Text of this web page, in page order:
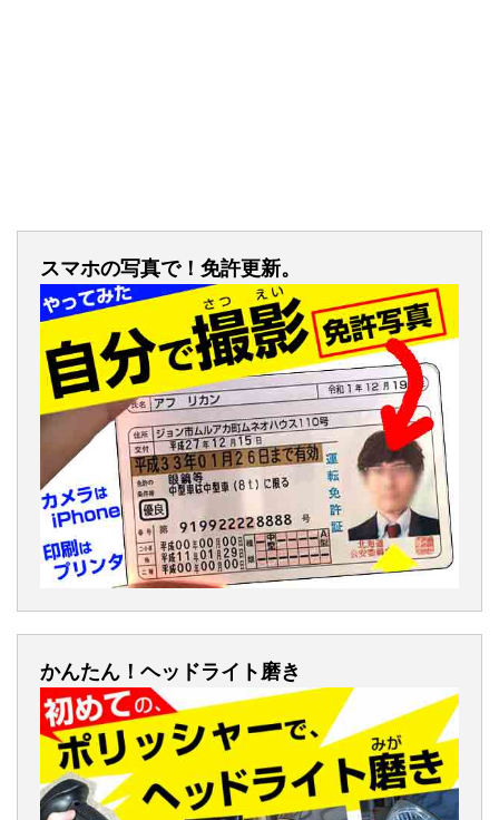
スマホの写真で！免許更新。
かんたん！ヘッドライト磨き